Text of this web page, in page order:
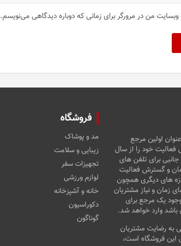
وبسایت من در مرورگر برای زمانی که دوباره دیدگاهی می‌نویسم.
عنوان اولین مرجع
خود را از سال
جانبی برای تلفن های
و گسترش فعالیت
های دیگری همچون
زمان و نیاز مشتریان
یک مرجع برای
باشد وارد خواهد شد.
به رضایت مشتریان
این فروشگاه است،
فروشگاه
مد و پوشاک
زیبایی و سلامت
تجهیزات سفر
لوازم ورزشی
خانه و آشپزخانه
دکوراسیون
گوناگون